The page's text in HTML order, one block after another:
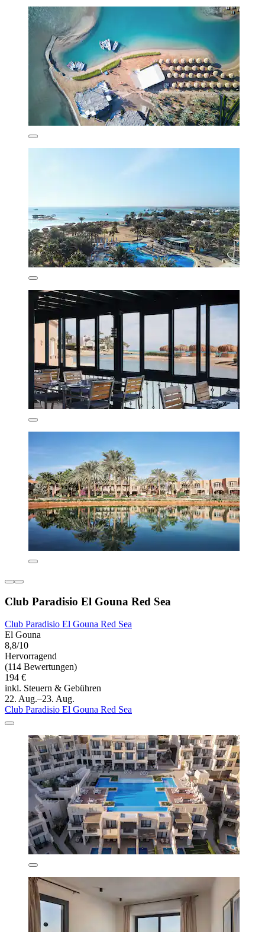
Club Paradisio El Gouna Red Sea
Club Paradisio El Gouna Red Sea
El Gouna
8,8/10
Hervorragend
(114 Bewertungen)
194 €
inkl. Steuern & Gebühren
22. Aug.–23. Aug.
Club Paradisio El Gouna Red Sea